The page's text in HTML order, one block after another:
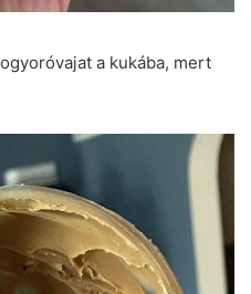
a kukába, mert